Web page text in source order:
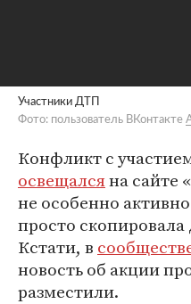
Участники ДТП
Фото: пользователь ВКонтакте
Конфликт с
освещалсяна сайте
не особенно
просто
Кстати, в
новость об акции
разместили.